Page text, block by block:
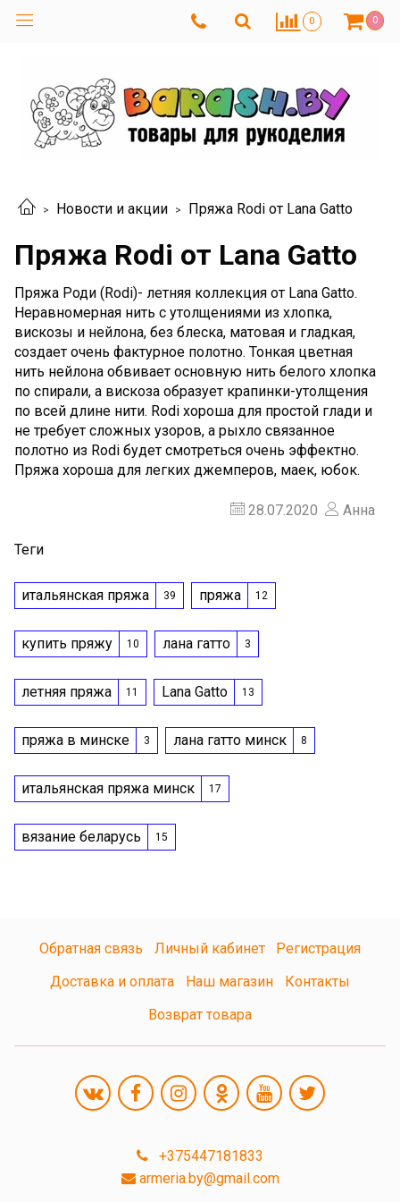
0 0
Новости и акции Пряжа Rodi от Lana Gatto
Пряжа Rodi от Lana Gatto
Пряжа Роди (Rodi)- летняя коллекция от Lana Gatto.
Неравномерная нить с утолщениями из хлопка,
вискозы и нейлона, без блеска, матовая и гладкая,
создает очень фактурное полотно. Тонкая цветная
нить нейлона обвивает основную нить белого хлопка
по спирали, а вискоза образует крапинки-утолщения
по всей длине нити. Rodi хороша для простой глади и
не требует сложных узоров, а рыхло связанное
полотно из Rodi будет смотреться очень эффектно.
Пряжа хороша для легких джемперов, маек, юбок.
28.07.2020 Анна
Теги
итальянская пряжа 39 пряжа 12
купить пряжу 10 лана гатто 3
летняя пряжа 11 Lana Gatto 13
пряжа в минске 3 лана гатто минск 8
итальянская пряжа минск 17
вязание беларусь 15
Обратная связь Личный кабинет
Регистрация
Доставка и оплата
Наш магазин
Контакты
Возврат товара
+375447181833
armeria.by@gmail.com